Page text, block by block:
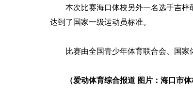
本次比赛海口体校另外一名选手吉梓
达到了国家一级运动员标准。
比赛由全国青少年体育联合会、国家
（爱动体育综合报道 图片：海口市体